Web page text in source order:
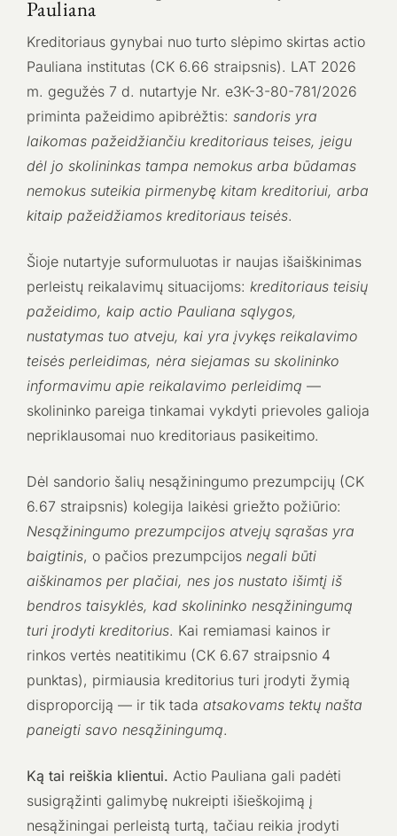
Pauliana
Kreditoriaus gynybai nuo turto slėpimo skirtas actio
Pauliana institutas (CK 6.66 straipsnis). LAT 2026
m. gegužės 7 d. nutartyje Nr. e3K-3-80-781/2026
priminta pažeidimo apibrėžtis: sandoris yra
laikomas pažeidžiančiu kreditoriaus teises, jeigu
dėl jo skolininkas tampa nemokus arba būdamas
nemokus suteikia pirmenybę kitam kreditoriui, arba
kitaip pažeidžiamos kreditoriaus teisės.
Šioje nutartyje suformuluotas ir naujas išaiškinimas
perleistų reikalavimų situacijoms: kreditoriaus teisių
pažeidimo, kaip actio Pauliana sąlygos,
nustatymas tuo atveju, kai yra įvykęs reikalavimo
teisės perleidimas, nėra siejamas su skolininko
informavimu apie reikalavimo perleidimą —
skolininko pareiga tinkamai vykdyti prievoles galioja
nepriklausomai nuo kreditoriaus pasikeitimo.
Dėl sandorio šalių nesąžiningumo prezumpcijų (CK
6.67 straipsnis) kolegija laikėsi griežto požiūrio:
Nesąžiningumo prezumpcijos atvejų sąrašas yra
baigtinis, o pačios prezumpcijos negali būti
aiškinamos per plačiai, nes jos nustato išimtį iš
bendros taisyklės, kad skolininko nesąžiningumą
turi įrodyti kreditorius. Kai remiamasi kainos ir
rinkos vertės neatitikimu (CK 6.67 straipsnio 4
punktas), pirmiausia kreditorius turi įrodyti žymią
disproporciją — ir tik tada atsakovams tektų našta
paneigti savo nesąžiningumą.
Ką tai reiškia klientui. Actio Pauliana gali padėti
susigrąžinti galimybę nukreipti išieškojimą į
nesąžiningai perleistą turtą, tačiau reikia įrodyti